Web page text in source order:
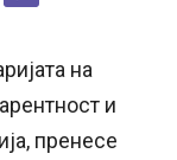
на
и
пренесе